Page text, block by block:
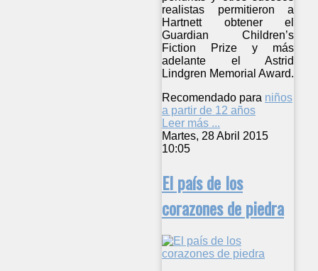
realistas permitieron a
Hartnett obtener el
Guardian Children’s
Fiction Prize y más
adelante el Astrid
Lindgren Memorial Award.
Recomendado para niños
a partir de 12 años
Leer más ...
Martes, 28 Abril 2015
10:05
El país de los
corazones de piedra